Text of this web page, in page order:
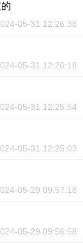
05-31 12:26:38
05-31 12:26:18
05-31 12:25:54
05-31 12:25:03
05-29 09:57:18
05-29 09:56:58